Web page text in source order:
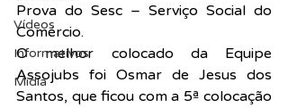
Vídeos
Informativos
Midia
Prova do Sesc – Serviço Social do
Comércio.
O melhor colocado da Equipe
Assojubs foi Osmar de Jesus dos
Santos, que ficou com a 5ª colocação